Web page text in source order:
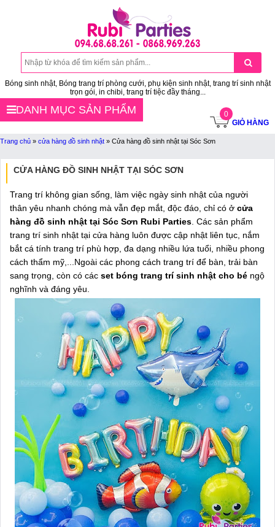
Bóng sinh nhật, Bóng trang trí phòng cưới, phụ kiện sinh nhật, trang trí sinh nhật
trọn gói, in chibi, trang trí tiệc đầy tháng...
0
GIỎ HÀNG
DANH MỤC SẢN PHẨM
Trang chủ » cửa hàng đồ sinh nhật » Cửa hàng đồ sinh nhật tại Sóc Sơn
CỬA HÀNG ĐỒ SINH NHẬT TẠI SÓC SƠN
Trang trí không gian sống, làm việc ngày sinh nhật của người
thân yêu nhanh chóng mà vẫn đẹp mắt, độc đáo, chỉ có ở cửa
hàng đồ sinh nhật tại Sóc Sơn Rubi Parties . Các sản phẩm
trang trí sinh nhật tại cửa hàng luôn được cập nhật liên tục, nắm
bắt cá tính trang trí phù hợp, đa dạng nhiều lứa tuổi, nhiều phong
cách thẩm mỹ,...Ngoài các phong cách trang trí để bàn, trải bàn
sang trọng, còn có các set bóng trang trí sinh nhật cho bé ngộ
nghĩnh và đáng yêu.